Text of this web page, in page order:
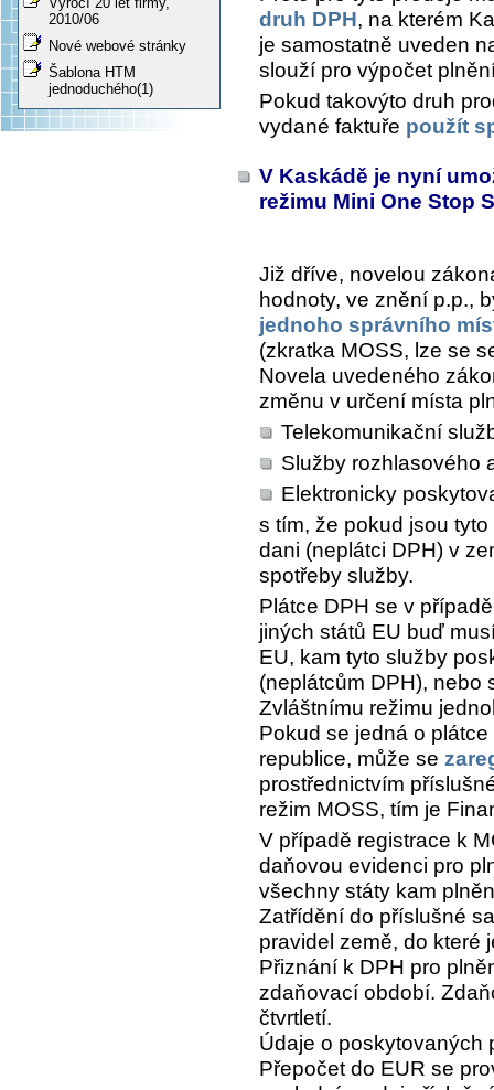
2010/06
Nové webové stránky
Šablona HTM
jednoduchého(1)
druh DPH, na kterém
je samostatně uveden
slouží pro výpočet
Pokud takovýto druh
vydané faktuře použít
V Kaskádě je nyní
režimu Mini One Stop
Již dříve, novelou
hodnoty, ve znění p.p.,
jednoho správního
(zkratka MOSS, lze se
Novela uvedeného
změnu v určení místa
Telekomunikační
Služby rozhlasového
Elektronicky
s tím, že pokud jsou
dani (neplátci DPH) v
spotřeby služby.
Plátce DPH se v
jiných států EU buď
EU, kam tyto služby
(neplátcům DPH), nebo
Zvláštnímu režimu
Pokud se jedná o
republice, může se
prostřednictvím
režim MOSS, tím je
V případě registrace k
daňovou evidenci pro
všechny státy kam
Zatřídění do příslušné
pravidel země, do které
Přiznání k DPH pro
zdaňovací období.
čtvrtletí.
Údaje o poskytovaných
Přepočet do EUR se